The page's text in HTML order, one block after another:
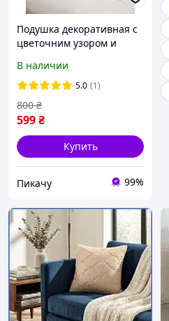
Подушка декоративная с
цветочним узором и
кремовая для дивана
45x45 см (60072/52)
В наличии
5.0 (1)
599₴
800 ₴
Купить
Пикачу 99%